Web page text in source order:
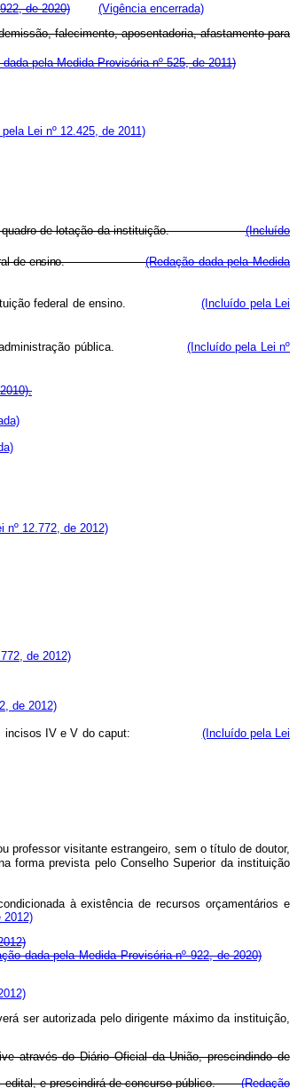
de 2020)
(Vigência encerrada)
falecimento, aposentadoria, afastamento para
dada pela Medida Provisória nº 525, de 2011)
Lei nº 12.425, de 2011)
de lotação da instituição.
(Incluído
federal de ensino.(Redação dada pela Medida
na instituição federal de ensino.(Incluído pela Lei
área da administração pública.(Incluído pela Lei nº
nº 12.772, de 2012)
de 2012)
de 2012)
incisos IV e V do caput: (Incluído pela Lei
professor visitante estrangeiro, sem o título de doutor,
forma prevista pelo Conselho Superior da instituição
à existência de recursos orçamentários e
2012)
dada pela Medida Provisória nº 922, de 2020)
ser autorizada pelo dirigente máximo da instituição,
através do Diário Oficial da União, prescindindo de
edital, e prescindirá de concurso público.(Redação